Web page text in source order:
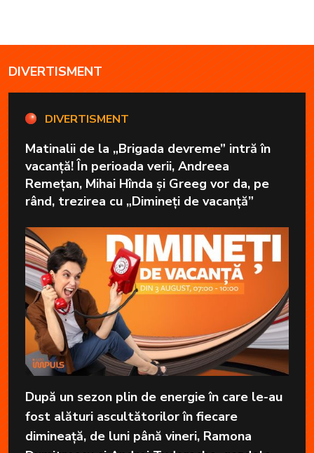
DIVERTISMENT
DIVERTISMENT
Matinalii de la „Brigada devreme” intră în
vacanță! În perioada verii, Andreea
Remețan, Mihai Hînda și Greeg vor da, pe
rând, trezirea cu „Dimineți de vacanță”
După un sezon plin de energie în care le-au
fost alături ascultătorilor în fiecare
dimineață, de luni până vineri, Ramona